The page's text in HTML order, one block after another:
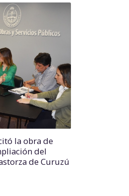
la obra de
del
de Curuzú